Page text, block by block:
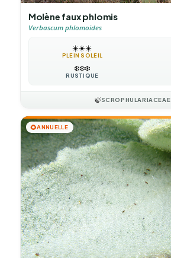
Molène faux phlomis
Verbascum phlomoides
☀️☀️☀️
PLEIN SOLEIL
❄️❄️❄️
RUSTIQUE
🍃SCROPHULARIACEAE
🌻ANNUELLE